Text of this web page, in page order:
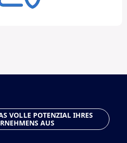
VOLLE POTENZIAL IHRES
AUS